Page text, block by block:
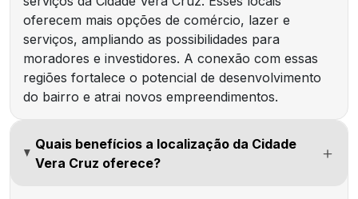
oferecem mais opções de comércio, lazer e
serviços, ampliando as possibilidades para
moradores e investidores. A conexão com essas
regiões fortalece o potencial de desenvolvimento
do bairro e atrai novos empreendimentos.
Quais benefícios a localização da Cidade
Vera Cruz oferece?